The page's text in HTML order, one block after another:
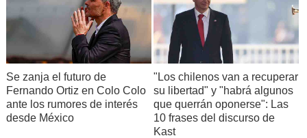
Se zanja el futuro de
Fernando Ortiz en Colo Colo
ante los rumores de interés
desde México
"Los chilenos van a recuperar
su libertad" y "habrá algunos
que querrán oponerse": Las
10 frases del discurso de
Kast